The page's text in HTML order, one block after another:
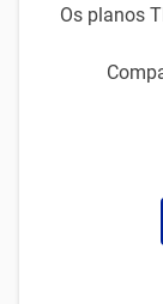
Os planos